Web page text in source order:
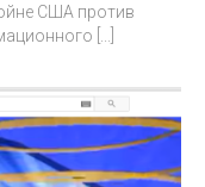
США против